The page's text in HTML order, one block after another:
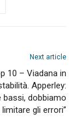
Next article
10 – Viadana in
Apperley:
bassi, dobbiamo
limitare gli errori”